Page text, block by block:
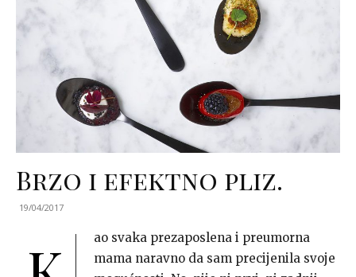
Brzo i efektno pliz.
19/04/2017
ao svaka prezaposlena i preumorna
mama naravno da sam precijenila svoje